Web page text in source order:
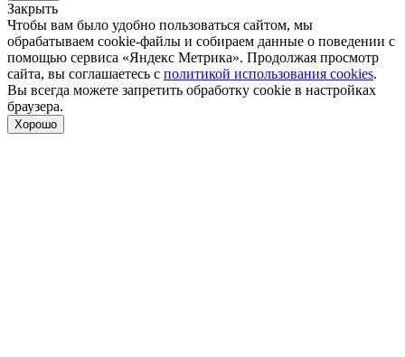
Закрыть
Чтобы вам было удобно пользоваться сайтом, мы
обрабатываем cookie-файлы и собираем данные о поведении с
помощью сервиса «Яндекс Метрика». Продолжая просмотр
сайта, вы соглашаетесь с политикой использования cookies.
Вы всегда можете запретить обработку cookie в настройках
браузера.
Хорошо